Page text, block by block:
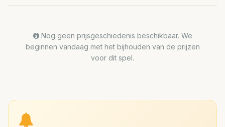
Nog geen prijsgeschiedenis beschikbaar. We
beginnen vandaag met het bijhouden van de prijzen
voor dit spel.